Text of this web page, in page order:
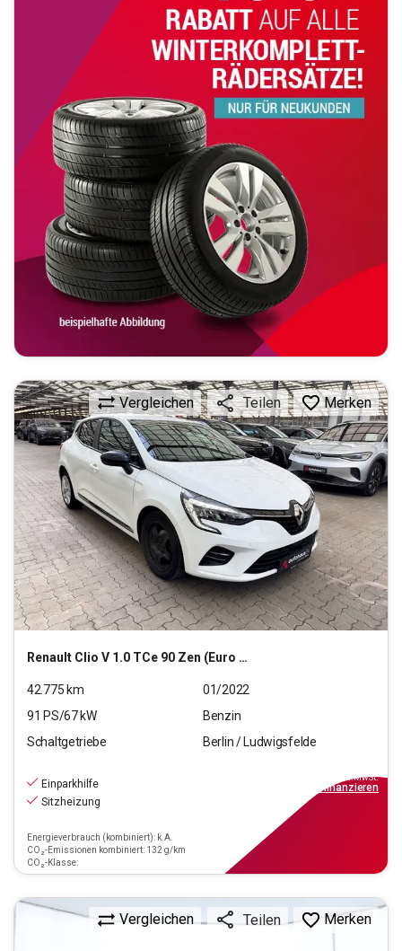
Renault Clio V 1.0 TCe 90 Zen (Euro 6d)
Vergleichen Teilen Merken
42.775 km
01/2022
91 PS/67kW
Benzin
Schaltgetriebe
Berlin / Ludwigsfelde
Einparkhilfe
Sitzheizung
Energieverbrauch (kombiniert): k.A.
CO₂-Emissionen kombiniert: 132 g/km
CO₂-Klasse:
inkl.MwSt.
finanzieren
Vergleichen Teilen Merken